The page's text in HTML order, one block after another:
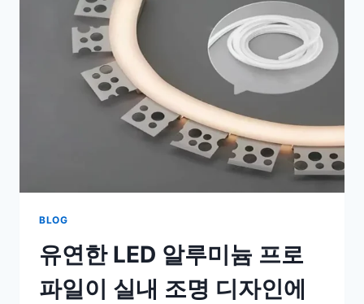
BLOG
유연한 LED 알루미늄 프로
파일이 실내 조명 디자인에